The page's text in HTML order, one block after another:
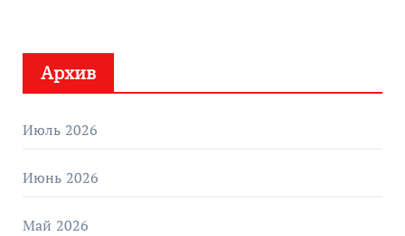
Архив
Июль 2026
Июнь 2026
Май 2026